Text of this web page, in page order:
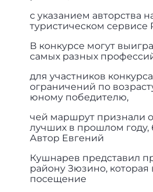
с указанием авторства
туристическом сервисе
В конкурсе могут
самых разных
для участников
ограничений по
юному победителю,
чей маршрут признали
лучших в прошлом году,
Автор Евгений
Кушнарев представил
району Зюзино, которая
посещение